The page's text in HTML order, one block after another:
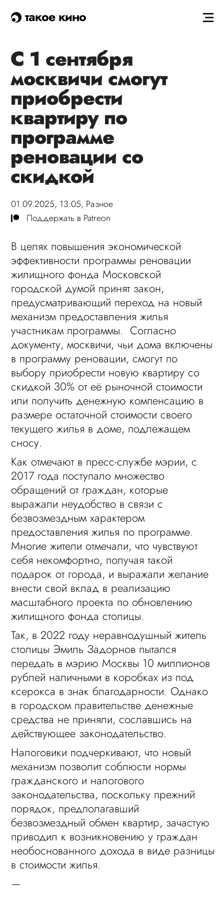
такое кино
С 1 сентября
москвичи смогут
приобрести
квартиру по
программе
реновации со
скидкой
01.09.2025, 13:05, Разное
Поддержать в Patreon
В целях повышения экономической
эффективности программы реновации
жилищного фонда Московской
городской думой принят закон,
предусматривающий переход на новый
механизм предоставления жилья
участникам программы. Согласно
документу, москвичи, чьи дома включены
в программу реновации, смогут по
выбору приобрести новую квартиру со
скидкой 30% от её рыночной стоимости
или получить денежную компенсацию в
размере остаточной стоимости своего
текущего жилья в доме, подлежащем
сносу.
Как отмечают в пресс-службе мэрии, с
2017 года поступало множество
обращений от граждан, которые
выражали неудобство в связи с
безвозмездным характером
предоставления жилья по программе.
Многие жители отмечали, что чувствуют
себя некомфортно, получая такой
подарок от города, и выражали желание
внести свой вклад в реализацию
масштабного проекта по обновлению
жилищного фонда столицы.
Так, в 2022 году неравнодушный житель
столицы Эмиль Задорнов пытался
передать в мэрию Москвы 10 миллионов
рублей наличными в коробках из под
ксерокса в знак благодарности. Однако
в городском правительстве денежные
средства не приняли, сославшись на
действующее законодательство.
Налоговики подчеркивают, что новый
механизм позволит соблюсти нормы
гражданского и налогового
законодательства, поскольку прежний
порядок, предполагавший
безвозмездный обмен квартир, зачастую
приводил к возникновению у граждан
необоснованного дохода в виде разницы
в стоимости жилья.
—